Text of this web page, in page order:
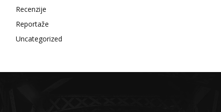
Recenzije
Reportaže
Uncategorized